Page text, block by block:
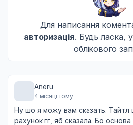
Дикий Луфас Мафаал і
13 груд. 2025
20 груд. 2025
Для написання
авторизація. Будь ласка,
облікового
Aneru
4 місяці тому
Ну шо я можу вам сказать. Тайтл
рахунок гг, яб сказала. Бо